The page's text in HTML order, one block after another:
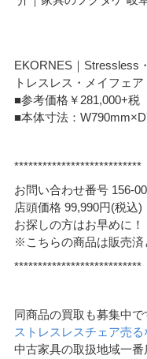
EKORNES｜Stressless
トレスレス・メイフェ
■参考価格￥281,000+税
■本体寸法：
***************************
お問い合わせ番号 156-
店頭価格 99,990円(税込)
お探しの方はお早めに！
※こちらの商品は販売済
***************************
同商品の買取も募集中で
ストレスレスチェア売る
中古家具の取扱地域一